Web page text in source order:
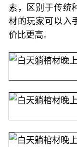
素，区别于传统
材的玩家可以入
价比更高。